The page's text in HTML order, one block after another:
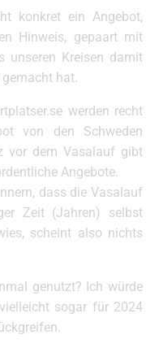
konkret ein Angebot,
Hinweis, gepaart mit
unseren Kreisen damit
hat.
werden recht
von den Schweden
vor dem Vasalauf gibt
Angebote.
dass die Vasalauf
Zeit (Jahren) selbst
scheint also nichts
genutzt? Ich würde
sogar für 2024